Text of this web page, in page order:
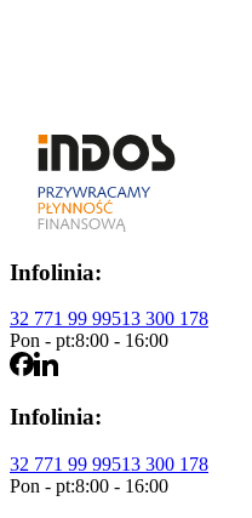
Infolinia:
32 771 99 99513 300 178
Pon - pt:8:00 - 16:00
Infolinia:
32 771 99 99513 300 178
Pon - pt:8:00 - 16:00